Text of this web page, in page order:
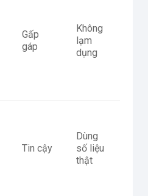
Gấp
gáp
Không
lạm
dụng
Tin cậy
Dùng
số liệu
thật